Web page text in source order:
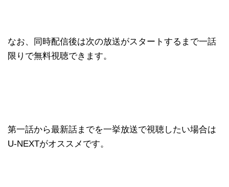
なお、同時配信後は次の放送がスタートするまで一話
限りで無料視聴できます。
第一話から最新話までを一挙放送で視聴したい場合は
U-NEXTがオススメです。